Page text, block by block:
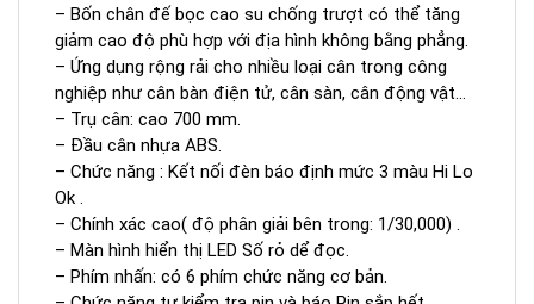
– Bốn chân đế bọc cao su chống trượt có thể tăng
giảm cao độ phù hợp với địa hình không bằng phẳng.
– Ứng dụng rộng rải cho nhiều loại cân trong công
nghiệp như cân bàn điện tử, cân sàn, cân động vật…
– Trụ cân: cao 700 mm.
– Đầu cân nhựa ABS.
– Chức năng : Kết nối đèn báo định mức 3 màu Hi Lo
Ok .
– Chính xác cao( độ phân giải bên trong: 1/30,000) .
– Màn hình hiển thị LED Số rỏ dể đọc.
– Phím nhấn: có 6 phím chức năng cơ bản.